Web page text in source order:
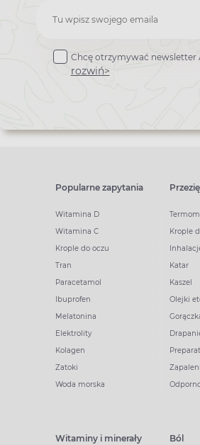
Zapisz
do
newslettera
Chcę otrzymywać newsletter
rozwiń>
Popularne zapytania
Witamina D
Witamina C
Krople do oczu
Tran
Paracetamol
Ibuprofen
Melatonina
Elektrolity
Kolagen
Zatoki
Woda morska
Krople
Katar
Kaszel
Olejki
Witaminy i minerały Ból